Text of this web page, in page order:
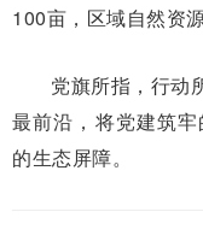
100亩，区域自然资
党旗所指，行动
最前沿，将党建筑
的生态屏障。